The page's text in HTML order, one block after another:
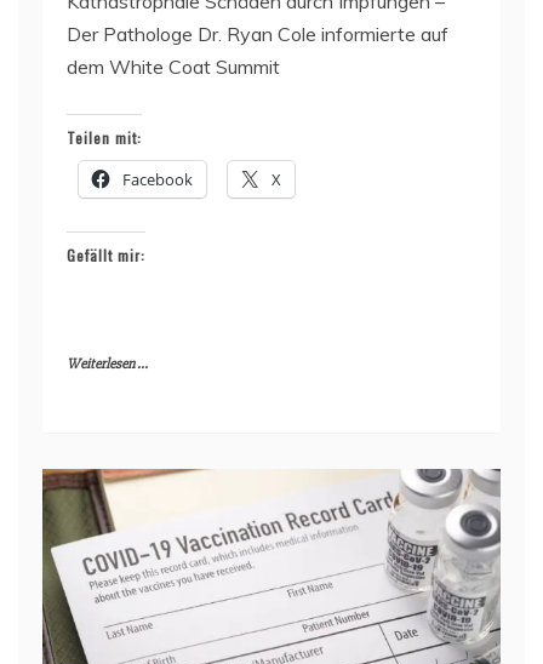
Der Pathologe Dr. Ryan Cole informierte auf
dem White Coat Summit
Teilen mit:
Facebook X
Gefällt mir:
Weiterlesen ...